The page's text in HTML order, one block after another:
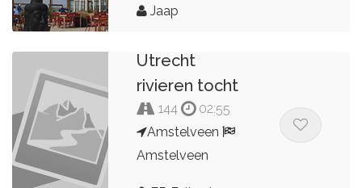
Jaap
Utrecht
rivieren tocht
144
02:55
Amstelveen
Amstelveen